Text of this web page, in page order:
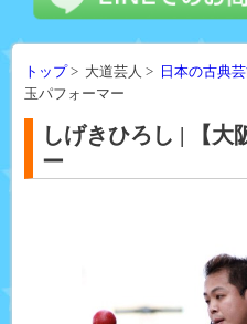
トップ> 大道芸人 > 日本の古典
玉パフォーマー
しげきひろし | 【大
ー